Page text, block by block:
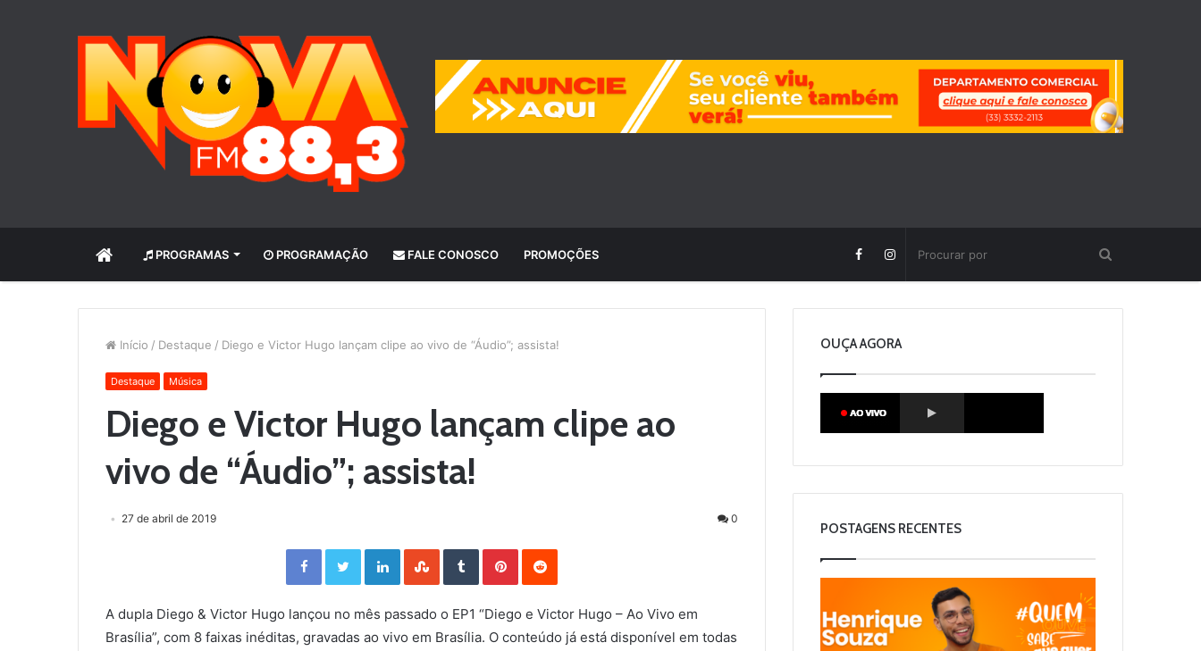
INÍCIO PROGRAMAS PROGRAMAÇÃO FALE CONOSCO PROMOÇÕES
Início / Destaque / Diego e Victor Hugo lançam clipe ao vivo de “Áudio”; assista!
Destaque Música
Diego e Victor Hugo lançam clipe ao
vivo de “Áudio”; assista!
27 de abril de 2019 0
Facebook Twitter LinkedIn StumbleUpon Tumblr Pinterest
A dupla Diego & Victor Hugo lançou no mês passado o EP1 “Diego e Victor Hugo – Ao Vivo em
Brasília”, com 8 faixas inéditas, gravadas ao vivo em Brasília. O conteúdo já está disponível em todas
OUÇA AGORA
POSTAGENS RECENTES